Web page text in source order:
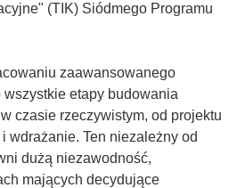
(TIK) Siódmego Programu
zaawansowanego
etapy budowania
czasie rzeczywistym, od projektu
wdrażanie. Ten niezależny od
dużą niezawodność,
mających decydujące